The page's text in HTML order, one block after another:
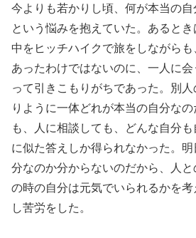
今よりも若かりし頃、何が本当の
という悩みを抱えていた。あると
中をヒッチハイクで旅をしながら
あったわけではないのに、一人に
って引きこもりがちであった。別
りように一体どれが本当の自分な
も、人に相談しても、どんな自分
に似た答えしか得られなかった。
分なのか分からないのだから、人
の時の自分は元気でいられるかを
し苦労をした。